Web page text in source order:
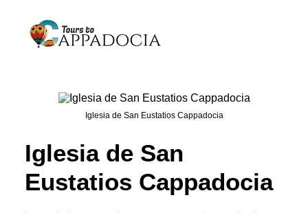
Tours de Cappadocia
Cappadocia Tours de balón
Blogs
Iglesia de San Eustatios Cappadocia
Iglesia de San
Eustatios Cappadocia